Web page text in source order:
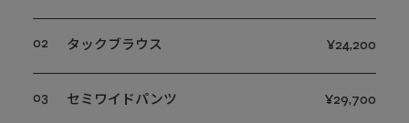
02 タックブラウス ¥24,200
03 セミワイドパンツ ¥29,700